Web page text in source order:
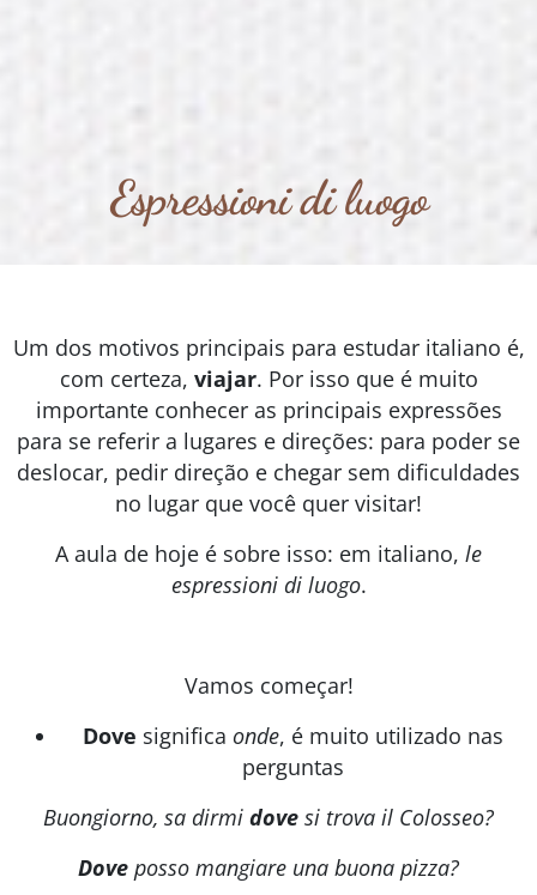
Espressioni di luogo
Um dos motivos principais para estudar italiano é,
com certeza, viajar. Por isso que é muito
importante conhecer as principais expressões
para se referir a lugares e direções: para poder se
deslocar, pedir direção e chegar sem dificuldades
no lugar que você quer visitar!
A aula de hoje é sobre isso: em italiano, le
espressioni di luogo.
Vamos começar!
Dove significa onde, é muito utilizado nas
perguntas
Buongiorno, sa dirmi dove si trova il Colosseo?
Dove posso mangiare una buona pizza?